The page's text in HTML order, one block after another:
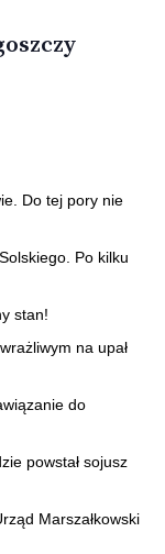
Do tej pory nie
Po kilku
stan!
na upał
do
powstał sojusz
Marszałkowski